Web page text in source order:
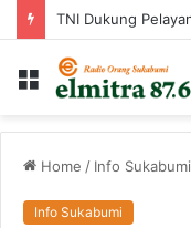
Menu
Home / Info Sukabumi
Info Sukabumi